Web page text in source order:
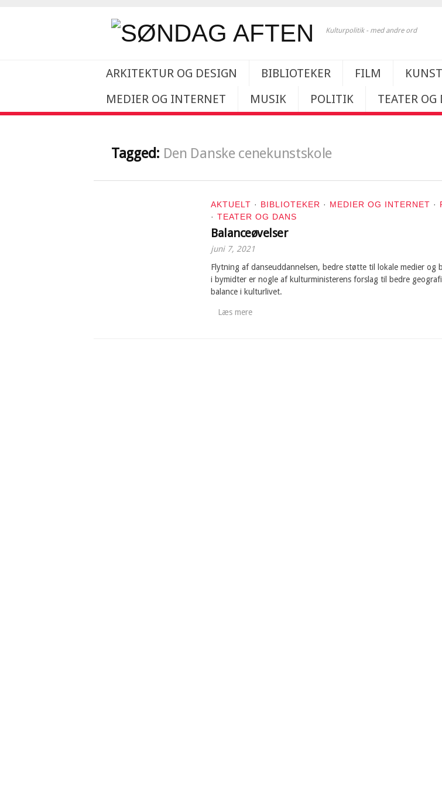
Kulturpolitik - med andre ord
ARKITEKTUR OG DESIGN BIBLIOTEKER FILM
MEDIER OG INTERNET
MUSIK POLITIK TEATER OG
Tagged: Den Danske cenekunstskole
AKTUELT · BIBLIOTEKER · MEDIER OG INTERNET ·
· TEATER OG DANS
Balanceøvelser
juni 7, 2021
Flytning af danseuddannelsen, bedre støtte til lokale medier og
i bymidter er nogle af kulturministerens forslag til bedre
balance i kulturlivet.
Læs mere